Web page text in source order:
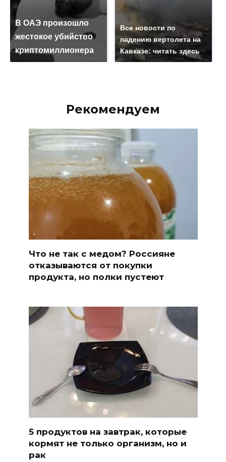
В ОАЭ произошло
жестокое убийство
криптомиллионера
Все новости по
падению вертолета на
Кавказе: читать здесь
Рекомендуем
Что не так с медом? Россияне
отказываются от покупки
продукта, но полки пустеют
5 продуктов на завтрак, которые
кормят не только организм, но и
рак